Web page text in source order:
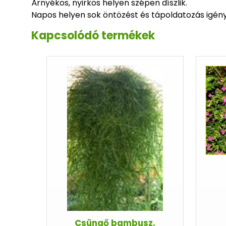
Árnyékos, nyirkos helyen szépen díszlik.
Napos helyen sok öntözést és tápoldatozás
Kapcsolódó termékek
Csüngő bambusz,